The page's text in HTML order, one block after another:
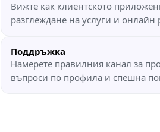
Вижте как клиентското
разглеждане на услуги и онлайн
Поддръжка
Намерете правилния канал за
въпроси по профила и спешна